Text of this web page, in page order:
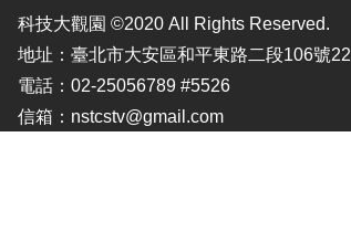
科技大觀園 ©2020 All Rights Reserved.
地址：臺北市大安區和平東路二段106號
電話：02-25056789 #5526
信箱：nstcstv@gmail.com